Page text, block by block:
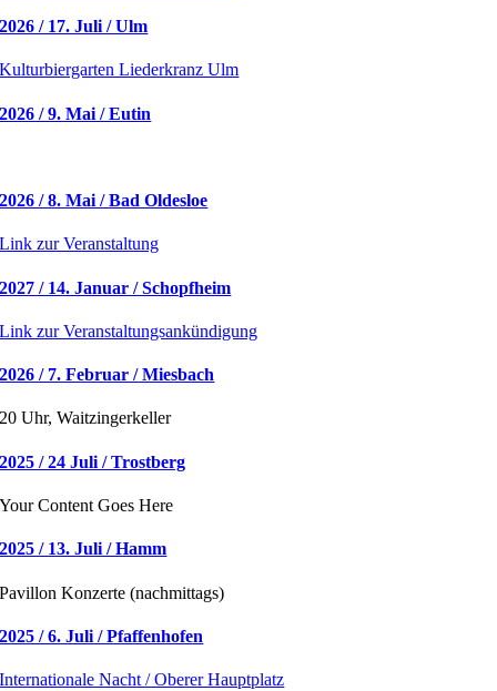
2026 / 17. Juli / Ulm
Kulturbiergarten Liederkranz Ulm
2026 / 9. Mai / Eutin
2026 / 8. Mai / Bad Oldesloe
Link zur Veranstaltung
2027 / 14. Januar / Schopfheim
Link zur Veranstaltungsankündigung
2026 / 7. Februar / Miesbach
20 Uhr, Waitzingerkeller
2025 / 24 Juli / Trostberg
Your Content Goes Here
2025 / 13. Juli / Hamm
Pavillon Konzerte (nachmittags)
2025 / 6. Juli / Pfaffenhofen
Internationale Nacht / Oberer Hauptplatz